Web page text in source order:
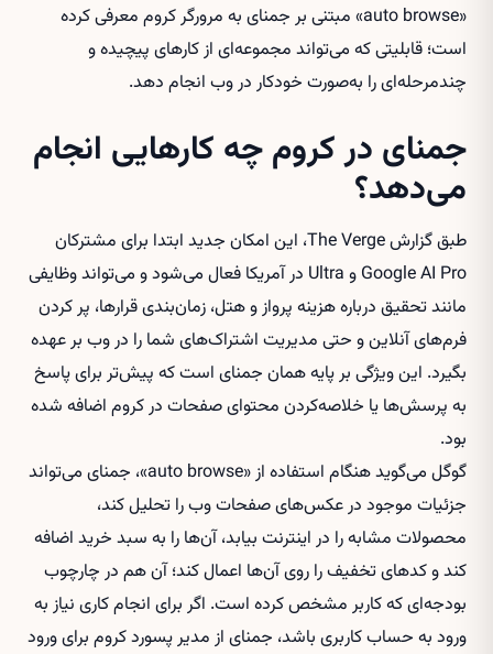
«auto browse» مبتنی بر جمنای به مرورگر کروم معرفی کرده
است؛ قابلیتی که می‌تواند مجموعه‌ای از کارهای پیچیده و
چندمرحله‌ای را به‌صورت خودکار در وب انجام دهد.
جمنای در کروم چه کارهایی انجام
می‌دهد؟
طبق گزارش The Verge، این امکان جدید ابتدا برای مشترکان
Google AI Pro و Ultra در آمریکا فعال می‌شود و می‌تواند وظایفی
مانند تحقیق درباره هزینه پرواز و هتل، زمان‌بندی قرارها، پر کردن
فرم‌های آنلاین و حتی مدیریت اشتراک‌های شما را در وب بر عهده
بگیرد. این ویژگی بر پایه همان جمنای است که پیش‌تر برای پاسخ
به پرسش‌ها یا خلاصه‌کردن محتوای صفحات در کروم اضافه شده
بود.
گوگل می‌گوید هنگام استفاده از «auto browse»، جمنای می‌تواند
جزئیات موجود در عکس‌های صفحات وب را تحلیل کند،
محصولات مشابه را در اینترنت بیابد، آن‌ها را به سبد خرید اضافه
کند و کدهای تخفیف را روی آن‌ها اعمال کند؛ آن هم در چارچوب
بودجه‌ای که کاربر مشخص کرده است. اگر برای انجام کاری نیاز به
ورود به حساب کاربری باشد، جمنای از مدیر پسورد کروم برای ورود